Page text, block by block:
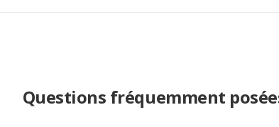
Questions fréquemment